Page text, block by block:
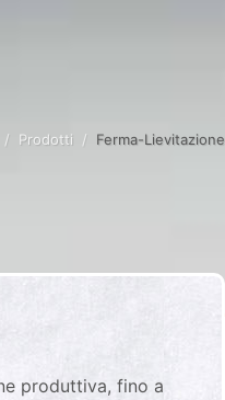
Prodotti Ferma-Lievitazione
produttiva, fino a